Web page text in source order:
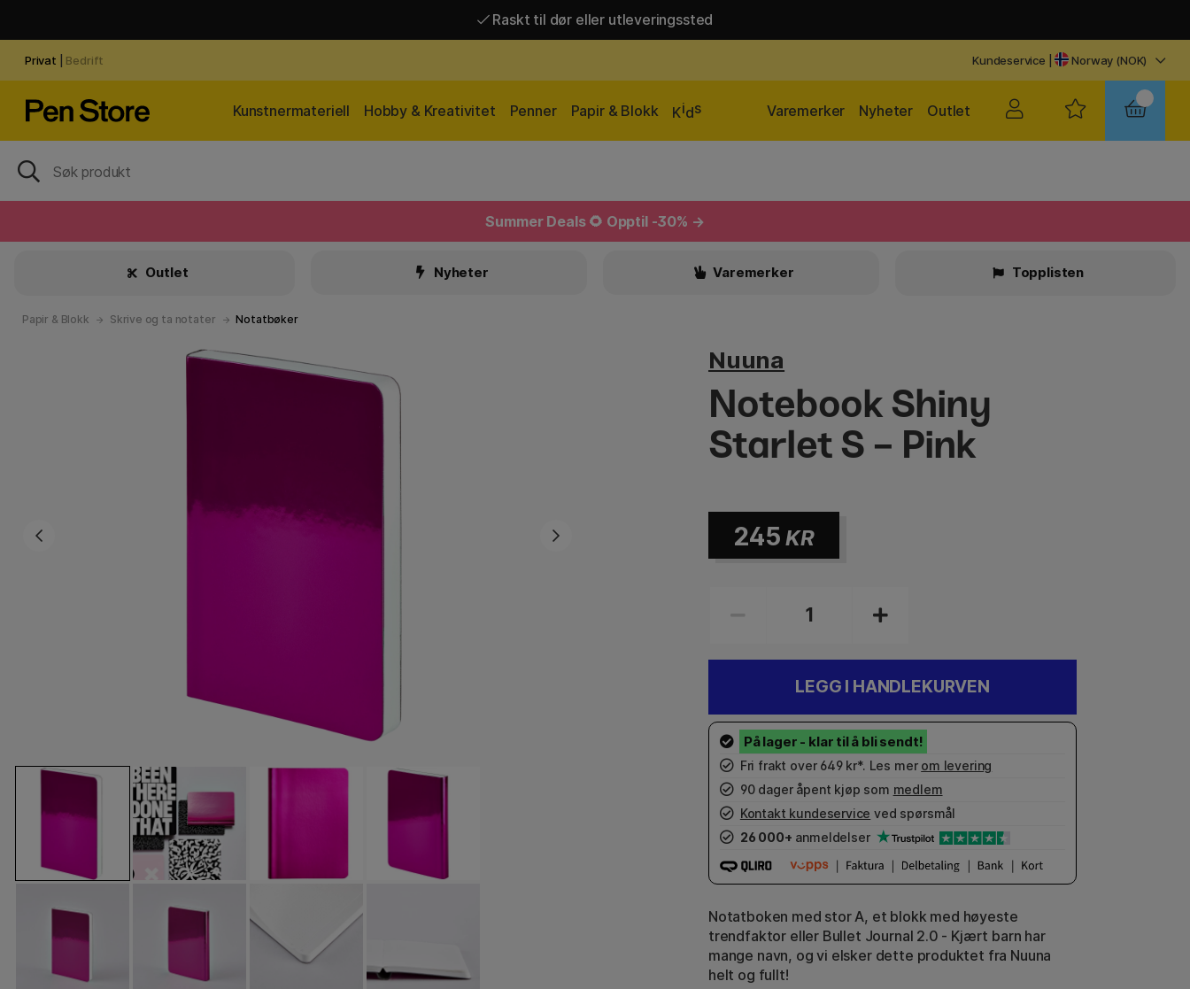
Raskt til dør eller utleveringssted
Privat Bedrift Kundeservice | Norway (NOK)
Kunstnermateriell Hobby & Kreativitet Penner Papir & Blokk Kids Outlet
Nyheter
Varemerker
Summer Deals 🌻 Opptil -30% →
Outlet Nyheter Varemerker Topplisten
Papir & Blokk Skrive og ta notater Notatbøker
Nuuna
Notebook Shiny
Starlet S - Pink
245 KR
LEGG I HANDLEKURVEN
Fri frakt over 649 kr*. Les mer om levering
90 dager åpent kjøp som medlem
Kontakt kundeservice ved spørsmål
26 000+ anmeldelser
Notatboken med stor A, et blokk med høyeste
trendfaktor eller Bullet Journal 2.0 - Kjært barn har
mange navn, og vi elsker dette produktet fra Nuuna
helt og fullt!